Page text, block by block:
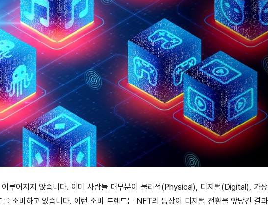
루어지지 않습니다. 이미 사람들 대부분이 물리적(Physical), 디지털(Digital), 가상
소비하고 있습니다. 이런 소비 트렌드는 NFT의 등장이 디지털 전환을 앞당긴 결과